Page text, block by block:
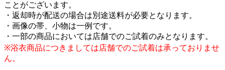
ことがございます。
・返却時が配送の場合は別途送料が必要となります。
・画像の帯、小物は一例です。
・一部の商品においては店舗でのご試着のみとなります。
※浴衣商品につきましては店舗でのご試着は承っておりませ
ん。